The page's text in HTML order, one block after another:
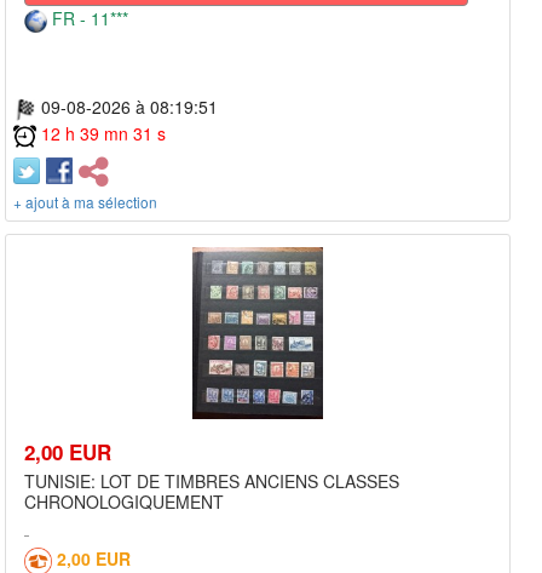
FR - 11***
09-08-2026 à 08:19:51
12 h 39 mn 31 s
+ ajout à ma sélection
2,00 EUR
TUNISIE: LOT DE TIMBRES ANCIENS CLASSES
CHRONOLOGIQUEMENT
2,00 EUR